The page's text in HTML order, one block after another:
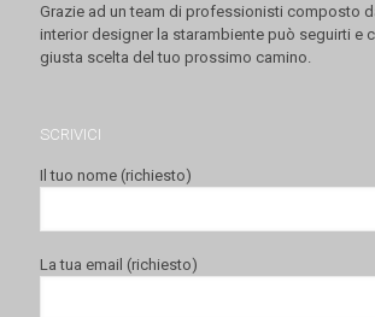
Grazie ad un team di professionisti composto
interior designer la starambiente può seguirti e
giusta scelta del tuo prossimo camino.
SCRIVICI
Il tuo nome (richiesto)
La tua email (richiesto)